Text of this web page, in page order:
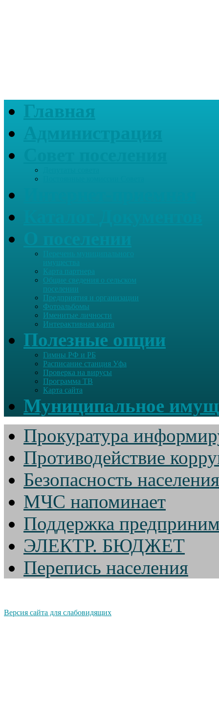
Главная
Перечень муниципального
имущества
Карта партнера
Общие сведения о сельском
поселении
Предприятия и организации
Фотоальбомы
Именитые личности
Интерактивная карта
Полезные опции
Гимны РФ и РБ
Расписание станция Уфа
Проверка на вирусы
Программа ТВ
Карта сайта
Муниципальное
Прокуратура
Противодействие
Безопасность населения
МЧС напоминает
Поддержка
ЭЛЕКТР. БЮДЖЕТ
Перепись населения
Версия сайта для слабовидящих